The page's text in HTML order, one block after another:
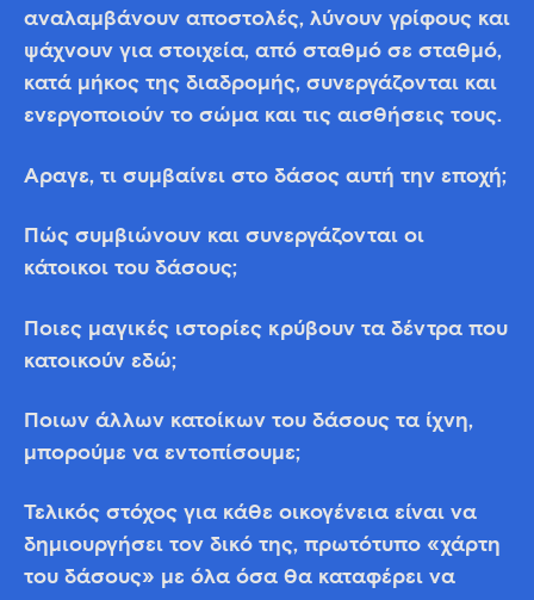
αναλαμβάνουν αποστολές, λύνουν γρίφους και
ψάχνουν για στοιχεία, από σταθμό σε σταθμό,
κατά μήκος της διαδρομής, συνεργάζονται και
ενεργοποιούν το σώμα και τις αισθήσεις τους.
Άραγε, τι συμβαίνει στο δάσος αυτή την εποχή;
Πώς συμβιώνουν και συνεργάζονται οι
κάτοικοι του δάσους;
Ποιες μαγικές ιστορίες κρύβουν τα δέντρα που
κατοικούν εδώ;
Ποιων άλλων κατοίκων του δάσους τα ίχνη,
μπορούμε να εντοπίσουμε;
Τελικός στόχος για κάθε οικογένεια είναι να
δημιουργήσει τον δικό της, πρωτότυπο «χάρτη
του δάσους» με όλα όσα θα καταφέρει να